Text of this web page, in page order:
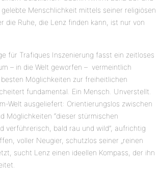
Menschlichkeit mittels seiner religiösen
die Ruhe, die Lenz finden kann, ist nur von
für Trafiques Inszenierung fasst ein zeitloses
– in die Welt geworfen – vermeintlich
Möglichkeiten zur freiheitlichen
fundamental. Ein Mensch. Unverstellt.
Welt ausgeliefert: Orientierungslos zwischen
Möglichkeiten “dieser stürmischen
verführerisch, bald rau und wild”, aufrichtig
voller Neugier, schutzlos seiner „reinen
sucht Lenz einen ideellen Kompass, der ihn